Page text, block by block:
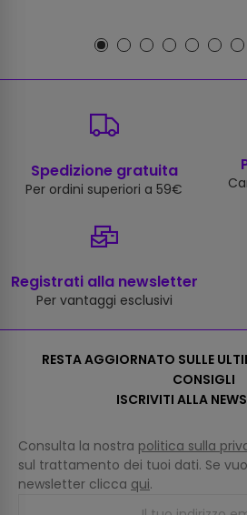
Spedizione gratuita
Per ordini superiori a 59€
Registrati alla newsletter
Per vantaggi esclusivi
RESTA AGGIORNATO SULLE
CONSIGLI
ISCRIVITI ALLA
Consulta la nostra politica sulla
sul trattamento dei tuoi dati. Se
newsletter clicca qui.